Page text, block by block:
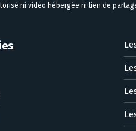
ni vidéo hébergée ni lien de